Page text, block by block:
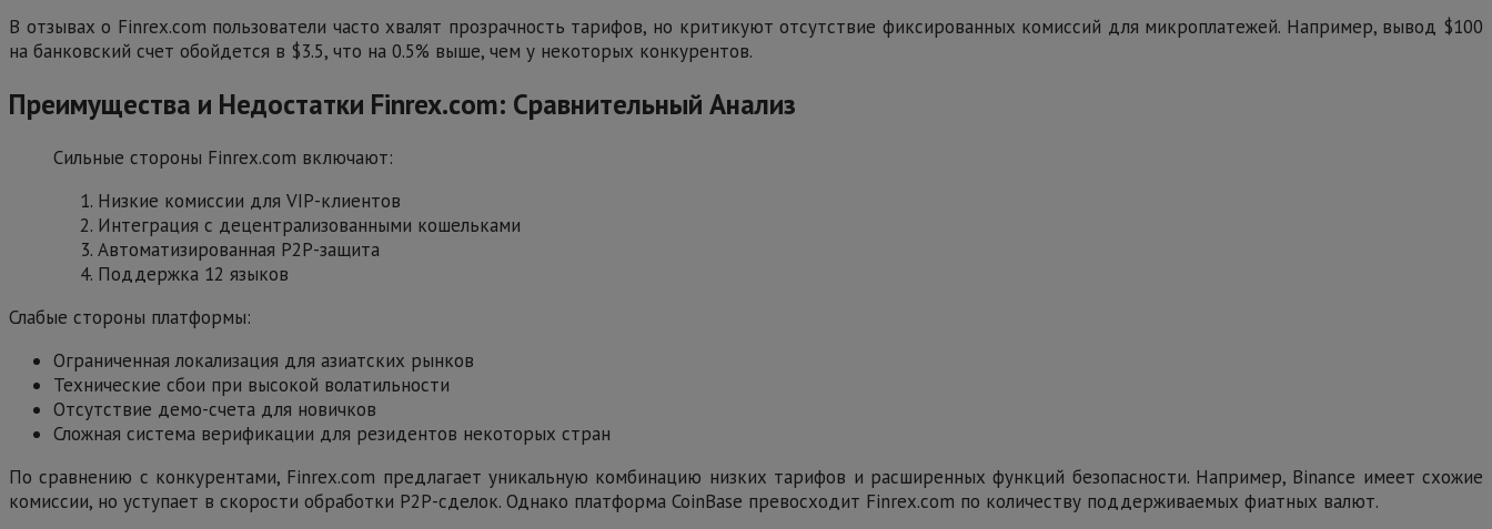
В отзывах о Finrex.com пользователи часто хвалят прозрачность тарифов, но критикуют отсутствие фиксированных комиссий для микроплатежей. Например, вывод $100
на банковский счет обойдется в $3.5, что на 0.5% выше, чем у некоторых конкурентов.
Преимущества и Недостатки Finrex.com: Сравнительный Анализ
Сильные стороны Finrex.com включают:
Низкие комиссии для VIP-клиентов
Интеграция с децентрализованными кошельками
Автоматизированная P2P-защита
Поддержка 12 языков
Слабые стороны платформы:
Ограниченная локализация для азиатских рынков
Технические сбои при высокой волатильности
Отсутствие демо-счета для новичков
Сложная система верификации для резидентов некоторых стран
По сравнению с конкурентами, Finrex.com предлагает уникальную комбинацию низких тарифов и расширенных функций безопасности. Например, Binance имеет схожие
комиссии, но уступает в скорости обработки P2P-сделок. Однако платформа CoinBase превосходит Finrex.com по количеству поддерживаемых фиатных валют.